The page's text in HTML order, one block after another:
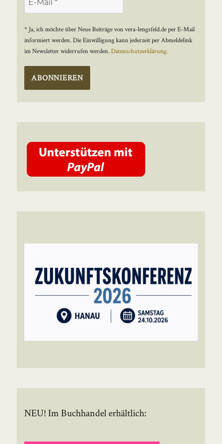
* Ja, ich möchte über Neue Beiträge von vera-lengsfeld.de per E-Mail
informiert werden. Die Einwilligung kann jederzeit per Abmeldelink
im Newsletter widerrufen werden.Datenschutzerklärung.
NEU! Im Buchhandel erhältlich: